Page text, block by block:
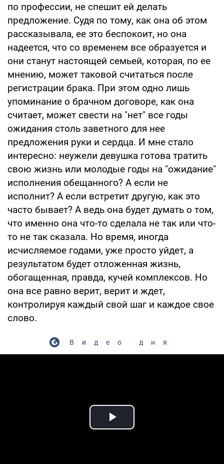
по профессии, не спешит ей делать
предложение. Судя по тому, как она об этом
рассказывала, ее это беспокоит, но она
надеется, что со временем все образуется и
они станут настоящей семьей, которая, по ее
мнению, может таковой считаться после
регистрации брака. При этом одно лишь
упоминание о брачном договоре, как она
считает, может свести на "нет" все годы
ожидания столь заветного для нее
предложения руки и сердца. И мне стало
интересно: неужели девушка готова тратить
свою жизнь или молодые годы на "ожидание"
исполнения обещанного? А если не
исполнит? А если встретит другую, как это
часто бывает? А ведь она будет думать о том,
что именно она что-то сделала не так или что-
то не так сказала. Но время, иногда
исчисляемое годами, уже просто уйдет, а
результатом будет отложенная жизнь,
обогащенная, правда, кучей комплексов. Но
она все равно верит, верит и ждет,
контролируя каждый свой шаг и каждое свое
слово.
Видео дня
Play Video